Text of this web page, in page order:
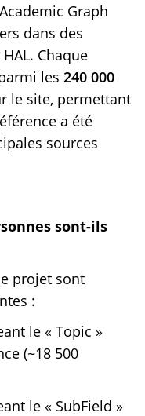
Graph
dans des
Chaque
les 240 000
le site, permettant
a été
sources
sont-ils
projet sont
:
le « Topic »
(~18 500
le « SubField »